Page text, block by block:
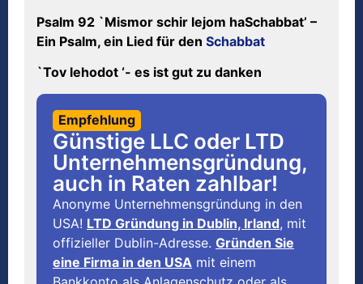
Psalm 92 `Mismor schir lejom haSchabbat’ –
Ein Psalm, ein Lied für den Schabbat
`Tov lehodot ‘- es ist gut zu danken
Empfehlung
Günstige LLC oder LTD
Unternehmensgründung,
auch in Raten zahlbar!
Anonyme Unternehmensgründung in den
USA! LTD Gründung in Dublin, Irland, mit
offizieller Dublin-Adresse. Gründen Sie
eine Firma in den USA mit einem